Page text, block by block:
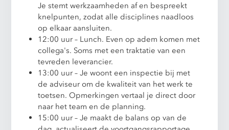
Je stemt werkzaamheden af en bespreekt
knelpunten, zodat alle disciplines naadloos
op elkaar aansluiten.
12:00 uur – Lunch. Even op adem komen met
collega's. Soms met een traktatie van een
tevreden leverancier.
13:00 uur – Je woont een inspectie bij met
de adviseur om de kwaliteit van het werk te
toetsen. Opmerkingen vertaal je direct door
naar het team en de planning.
15:00 uur – Je maakt de balans op van de